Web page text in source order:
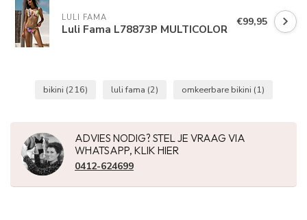
LULI FAMA
Luli Fama L78873P MULTICOLOR €99,95
bikini (216) luli fama (2) omkeerbare bikini (1)
ADVIES NODIG? STEL JE VRAAG VIA
WHATSAPP, KLIK HIER
0412-624699